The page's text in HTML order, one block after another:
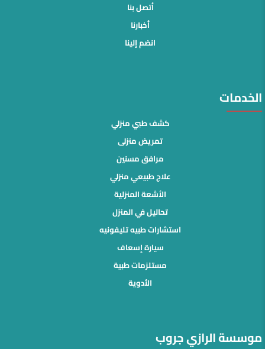
أتصل بنا
أخبارنا
انضم إلينا
الخدمات
كشف طبي منزلي
تمريض منزلى
مرافق مسنين
علاج طبيعي منزلي
الأشعة المنزلية
تحاليل في المنزل
استشارات طبيه تليفونيه
سيارة إسعاف
مستلزمات طبية
الأدوية
موسسة الرازي جروب